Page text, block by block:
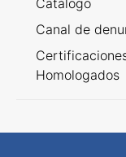
Catálogo
Canal de
Homologados